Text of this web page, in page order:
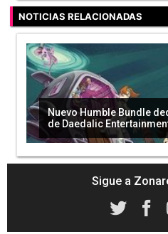
NOTICIAS RELACIONADAS
Nuevo Humble Bundle
de Daedalic
Sigue a